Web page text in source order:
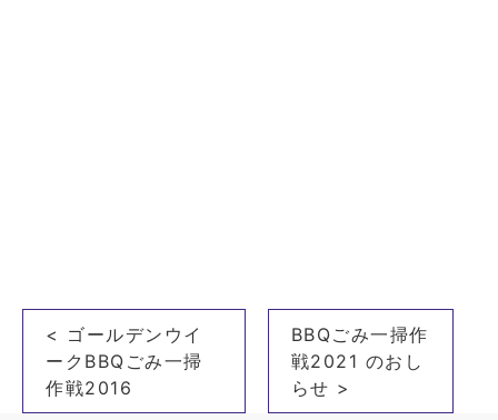
< ゴールデンウイ
ークBBQごみ一掃
作戦2016
BBQごみ一掃作
戦2021 のおし
らせ >